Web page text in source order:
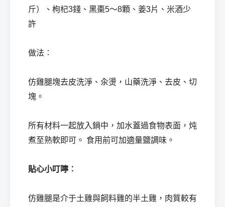
斤）、枸杞3錢、黑棗5～8顆、姜3片、米酒少
許
做法︰
仿雞腿塊去皮洗淨、汆燙，山藥洗淨、去皮、切
塊。
所有材料一起放入鍋中，加水蓋過食物表面，炖
煮至熟軟即可。 食用前可加適量鹽調味。
貼心小叮嚀︰
仿雞腿是介于土雞與飼料雞的半土雞，肉質較有